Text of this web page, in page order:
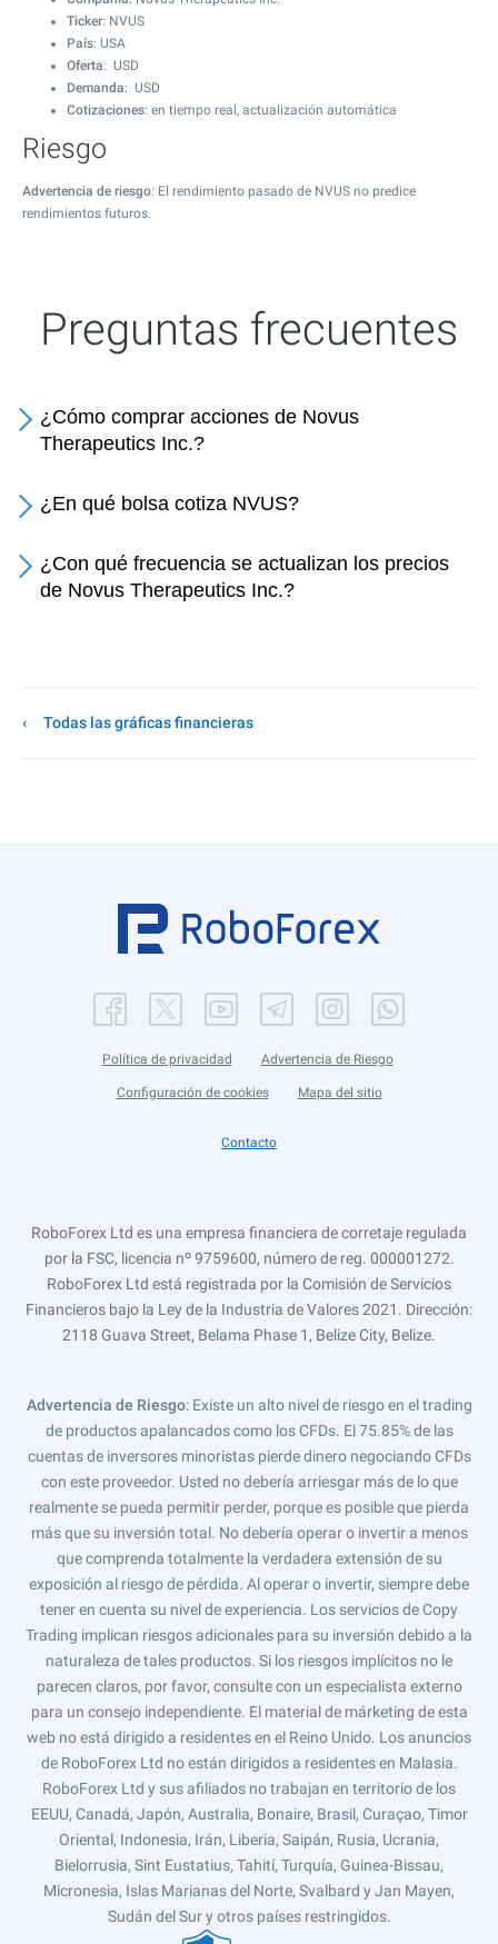
Ticker: NVUS
País: USA
Oferta: USD
Demanda: USD
Cotizaciones: en tiempo real, actualización automática
Riesgo
Advertencia de riesgo: El rendimiento pasado de NVUS no predice
rendimientos futuros.
Preguntas frecuentes
¿Cómo comprar acciones de Novus
Therapeutics Inc.?
¿En qué bolsa cotiza NVUS?
¿Con qué frecuencia se actualizan los precios
de Novus Therapeutics Inc.?
Todas las gráficas financieras
Política de privacidad Advertencia de Riesgo
Configuración de cookies Mapa del sitio
Contacto
RoboForex Ltd es una empresa financiera de corretaje regulada
por la FSC, licencia nº 9759600, número de reg. 000001272.
RoboForex Ltd está registrada por la Comisión de Servicios
Financieros bajo la Ley de la Industria de Valores 2021. Dirección:
2118 Guava Street, Belama Phase 1, Belize City, Belize.
Advertencia de Riesgo: Existe un alto nivel de riesgo en el trading
de productos apalancados como los CFDs. El 75.85% de las
cuentas de inversores minoristas pierde dinero negociando CFDs
con este proveedor. Usted no debería arriesgar más de lo que
realmente se pueda permitir perder, porque es posible que pierda
más que su inversión total. No debería operar o invertir a menos
que comprenda totalmente la verdadera extensión de su
exposición al riesgo de pérdida. Al operar o invertir, siempre debe
tener en cuenta su nivel de experiencia. Los servicios de Copy
Trading implican riesgos adicionales para su inversión debido a la
naturaleza de tales productos. Si los riesgos implícitos no le
parecen claros, por favor, consulte con un especialista externo
para un consejo independiente. El material de márketing de esta
web no está dirigido a residentes en el Reino Unido. Los anuncios
de RoboForex Ltd no están dirigidos a residentes en Malasia.
RoboForex Ltd y sus afiliados no trabajan en territorio de los
EEUU, Canadá, Japón, Australia, Bonaire, Brasil, Curaçao, Timor
Oriental, Indonesia, Irán, Liberia, Saipán, Rusia, Ucrania,
Bielorrusia, Sint Eustatius, Tahití, Turquía, Guinea-Bissau,
Micronesia, Islas Marianas del Norte, Svalbard y Jan Mayen,
Sudán del Sur y otros países restringidos.